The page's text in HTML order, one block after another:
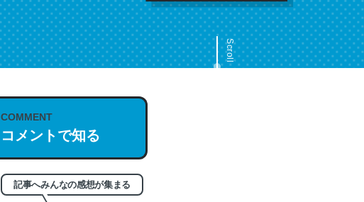
Scroll
COMMENT
コメントで知る
記事へみんなの感想が集まる
これは名文。彼はとてもクレバーなんだろうなと凄く思う。英語少しでも読め
もお勧め。自分はこの流れ好き。Let’s Fucking Go. Then Covid hit. Shit.
─今のこの状況が信じられるかい？ by ラーズ・ヌートバー